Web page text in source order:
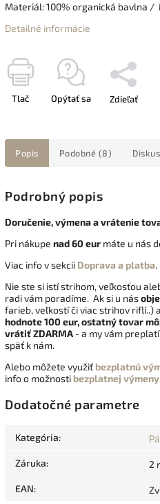
Materiál: 100% organická bavlna /
Detailné informácie
Tlač Opýtať sa Zdieľať
Popis Podobné (8)
Podrobný popis
Doručenie, výmena a vrátenie
Pri nákupe nad 60 eur máte u nás
Viac info v sekcii Doprava a platba.
Nie ste si istí strihom, veľkosťou
radi vám poradíme. Ak si u nás
farieb, veľkostí či viac strihov riflí..) a
hodnote 100 eur, ostatný tovar
vrátiťZDARMA - a my vám
späť k nám.
Alebo môžete využiť bezplatnú
info o možnosti bezplatnej
Dodatočné parametre
Kategória:
Záruka: 2
EAN: